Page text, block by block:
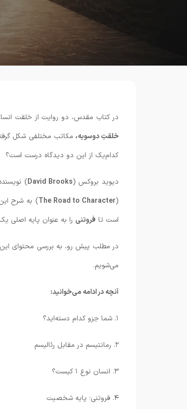
در کتاب مقدس، دو روایت از خلقت
خلقتِ دوسویه، مکاتب مختلفی شکل
کدام‌یک از این دو دیدگاه درست است؟
دیوید بروکس (David Brooks
)
(
The Road to Character) به شرح
است تا فروتنی را به عنوان پایه اصلی
در مطلب پیش رو، به بررسی محتوای
می‌شویم.
آنچه در ادامه می‌خوانید:
۱. شما جزو کدام دسته‌اید؟
۲. رمانتیسم در مقابل رئالیسم
۳. انسان نوع ۱ کیست؟
۴. فروتنی؛ پایه شخصیت